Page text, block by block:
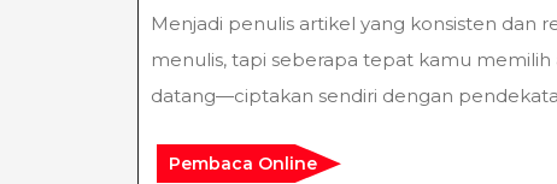
Menjadi penulis artikel yang konsisten dan
menulis, tapi seberapa tepat kamu memilih
datang—ciptakan sendiri dengan
Pembaca Online